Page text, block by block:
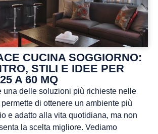
CUCINA SOGGIORNO:
STILI E IDEE PER
A 60 MQ
una delle soluzioni più richieste nelle
di ottenere un ambiente più
e adatto alla vita quotidiana, ma non
la scelta migliore. Vediamo